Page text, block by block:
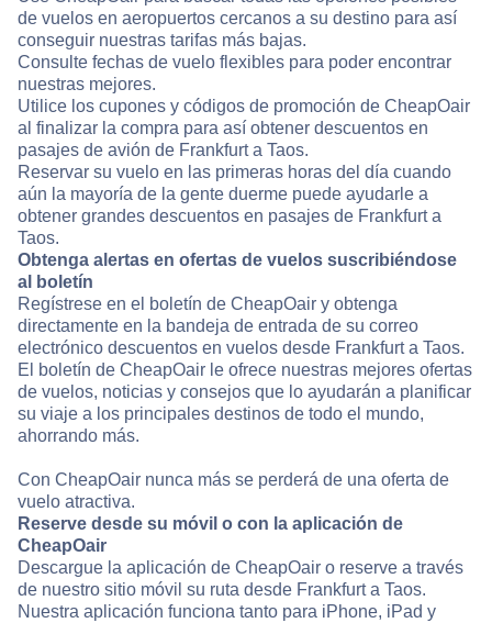
de vuelos en aeropuertos cercanos a su destino para así
conseguir nuestras tarifas más bajas.
Consulte fechas de vuelo flexibles para poder encontrar
nuestras mejores.
Utilice los cupones y códigos de promoción de CheapOair
al finalizar la compra para así obtener descuentos en
pasajes de avión de Frankfurt a Taos.
Reservar su vuelo en las primeras horas del día cuando
aún la mayoría de la gente duerme puede ayudarle a
obtener grandes descuentos en pasajes de Frankfurt a
Taos.
Obtenga alertas en ofertas de vuelos suscribiéndose
al boletín
Regístrese en el boletín de CheapOair y obtenga
directamente en la bandeja de entrada de su correo
electrónico descuentos en vuelos desde Frankfurt a Taos.
El boletín de CheapOair le ofrece nuestras mejores ofertas
de vuelos, noticias y consejos que lo ayudarán a planificar
su viaje a los principales destinos de todo el mundo,
ahorrando más.
Con CheapOair nunca más se perderá de una oferta de
vuelo atractiva.
Reserve desde su móvil o con la aplicación de
CheapOair
Descargue la aplicación de CheapOair o reserve a través
de nuestro sitio móvil su ruta desde Frankfurt a Taos.
Nuestra aplicación funciona tanto para iPhone, iPad y